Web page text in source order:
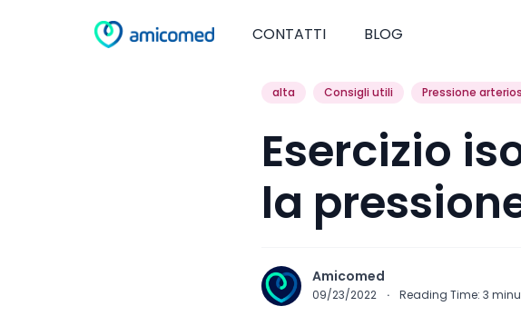
CONTATTI BLOG
alta Consigli utili Pressione
Esercizio
la
Amicomed
09/23/2022 · Reading Time: 3